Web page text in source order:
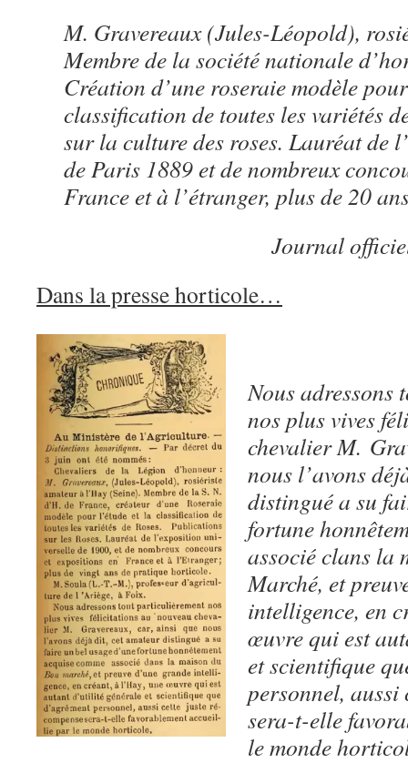
M. Gravereaux (Jules-Léopold),
Membre de la société nationale
Création d’une roseraie modèle
classification de toutes les variétés
sur la culture des roses. Lauréat de
de Paris 1889 et de nombreux
France et à l’étranger, plus de 20
Journal
Dans la presse horticole…
Nous adressons
nos plus vives
chevalier M.
nous l’avons
distingué a su
fortune
associé clans la
Marché, et
intelligence, en
œuvre qui est
et scientifique
personnel, aussi
sera-t-elle
le monde